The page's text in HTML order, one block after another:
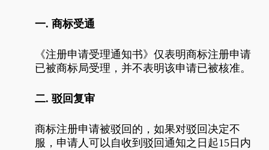
一. 商标受通
《注册申请受理通知书》仅表明商标注册申请
已被商标局受理，并不表明该申请已被核准。
二. 驳回复审
商标注册申请被驳回的，如果对驳回决定不
服，申请人可以自收到驳回通知之日起15日内